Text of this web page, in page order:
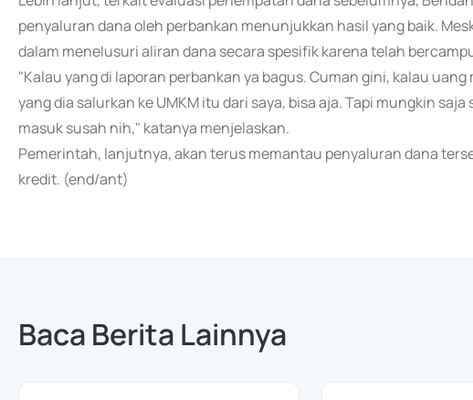
penyaluran dana oleh perbankan menunjukkan hasil yang baik.
dalam menelusuri aliran dana secara spesifik karena telah
"Kalau yang di laporan perbankan ya bagus. Cuman gini, kalau
yang dia salurkan ke UMKM itu dari saya, bisa aja. Tapi mungkin
masuk susah nih," katanya menjelaskan.
Pemerintah, lanjutnya, akan terus memantau penyaluran dana
kredit. (end/ant)
Baca Berita Lainnya